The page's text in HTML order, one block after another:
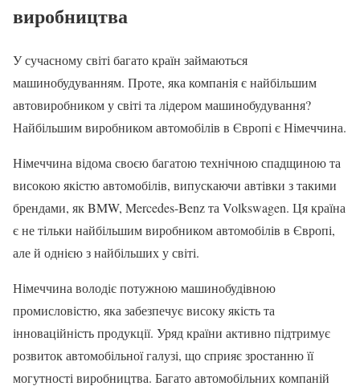
виробництва
У сучасному світі багато країн займаються
машинобудуванням. Проте, яка компанія є найбільшим
автовиробником у світі та лідером машинобудування?
Найбільшим виробником автомобілів в Європі є Німеччина.
Німеччина відома своєю багатою технічною спадщиною та
високою якістю автомобілів, випускаючи автівки з такими
брендами, як BMW, Mercedes-Benz та Volkswagen. Ця країна
є не тільки найбільшим виробником автомобілів в Європі,
але й однією з найбільших у світі.
Німеччина володіє потужною машинобудівною
промисловістю, яка забезпечує високу якість та
інноваційність продукції. Уряд країни активно підтримує
розвиток автомобільної галузі, що сприяє зростанню її
могутності виробництва. Багато автомобільних компаній